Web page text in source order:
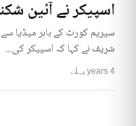
اسپیکر نے آئین
سپریم کورٹ کے باہر میڈیا
شریف نے کہا کہ اسپیکر کی...
4 years پہلے